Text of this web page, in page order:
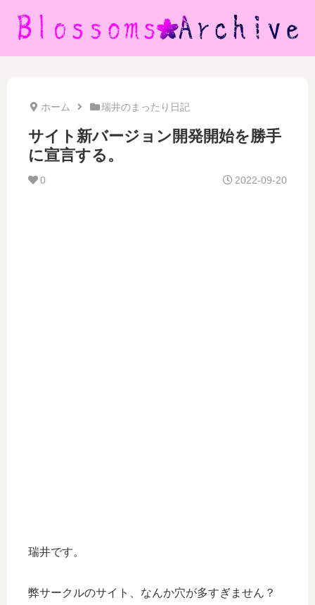
ホーム 瑞井のまったり日記
サイト新バージョン開発開始を勝手
に宣言する。
0 2022-09-20
瑞井です。
弊サークルのサイト、なんか穴が多すぎません？